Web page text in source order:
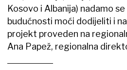
Kosovo i Albanija) nadamo
budućnosti moći dodijeliti i
projekt proveden na
Ana Papež, regionalna